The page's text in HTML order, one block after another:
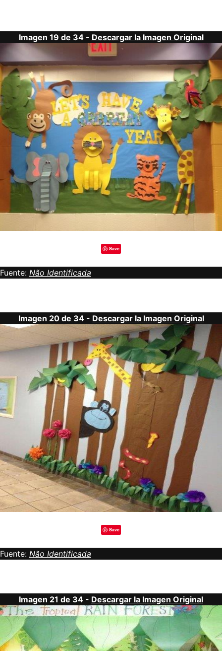
Imagen 19 de 34 - Descargar la Imagen Original
Save
Fuente: Não Identificada
Imagen 20 de 34 - Descargar la Imagen Original
Save
Fuente: Não Identificada
Imagen 21 de 34 - Descargar la Imagen Original